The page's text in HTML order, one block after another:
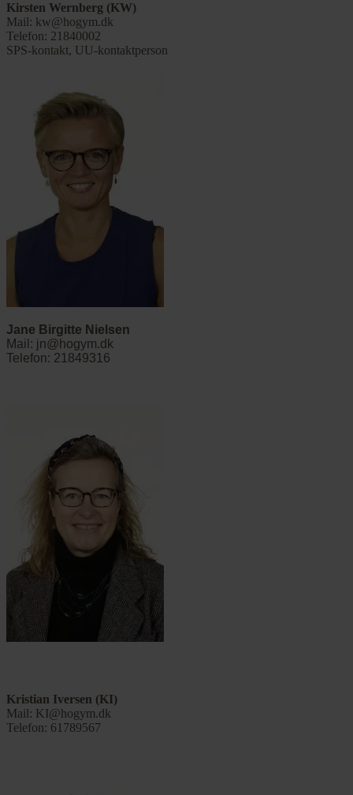
Kirsten Wernberg (KW)
Mail: kw@hogym.dk
Telefon: 21840002
SPS-kontakt, UU-kontaktperson
Jane Birgitte Nielsen
Mail: jn@hogym.dk
Telefon: 21849316
Kristian Iversen (KI)
Mail: KI@hogym.dk
Telefon: 61789567